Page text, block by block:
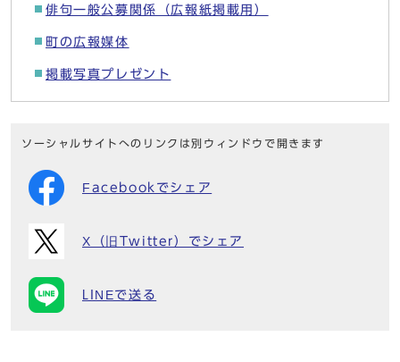
俳句一般公募関係（広報紙掲載用）
町の広報媒体
掲載写真プレゼント
ソーシャルサイトへのリンクは別ウィンドウで開きます
Facebookでシェア
X（旧Twitter）でシェア
LINEで送る